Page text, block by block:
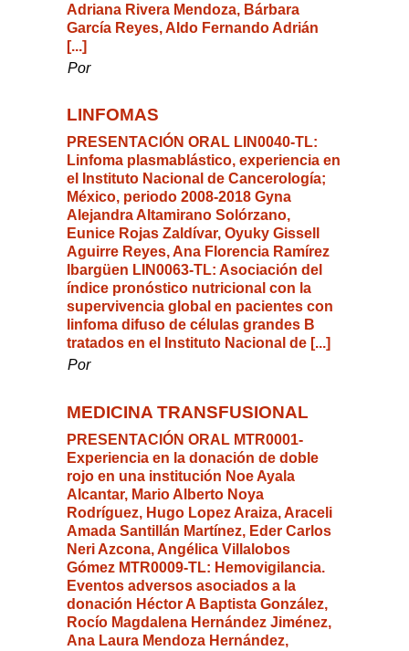
Adriana Rivera Mendoza, Bárbara
García Reyes, Aldo Fernando Adrián
[...]
Por
LINFOMAS
PRESENTACIÓN ORAL LIN0040-TL:
Linfoma plasmablástico, experiencia en
el Instituto Nacional de Cancerología;
México, periodo 2008-2018 Gyna
Alejandra Altamirano Solórzano,
Eunice Rojas Zaldívar, Oyuky Gissell
Aguirre Reyes, Ana Florencia Ramírez
Ibargüen LIN0063-TL: Asociación del
índice pronóstico nutricional con la
supervivencia global en pacientes con
linfoma difuso de células grandes B
tratados en el Instituto Nacional de [...]
Por
MEDICINA TRANSFUSIONAL
PRESENTACIÓN ORAL MTR0001-
Experiencia en la donación de doble
rojo en una institución Noe Ayala
Alcantar, Mario Alberto Noya
Rodríguez, Hugo Lopez Araiza, Araceli
Amada Santillán Martínez, Eder Carlos
Neri Azcona, Angélica Villalobos
Gómez MTR0009-TL: Hemovigilancia.
Eventos adversos asociados a la
donación Héctor A Baptista González,
Rocío Magdalena Hernández Jiménez,
Ana Laura Mendoza Hernández,